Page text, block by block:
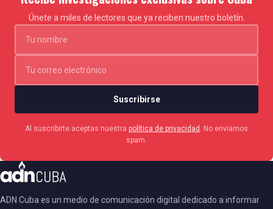
Únete a miles de lectores que ya reciben nuestro boletín.
Suscribirse
Al suscribirte aceptas nuestra política de privacidad
. No enviamos
spam.
ADN Cuba es un medio de comunicación digital dedicado a informar